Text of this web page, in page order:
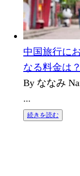
中国旅行に
なる料金は？
By ななみ
...
続きを読む